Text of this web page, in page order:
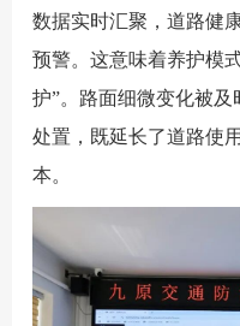
数据实时汇聚，道路健
预警。这意味着养护模
护”。路面细微变化被
处置，既延长了道路使
本。